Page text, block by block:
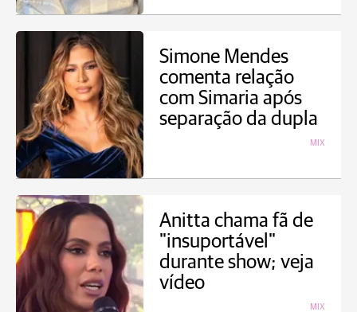
Simone Mendes
comenta relação
com Simaria após
separação da dupla
MIX
Anitta chama fã de
"insuportável"
durante show; veja
vídeo
MIX